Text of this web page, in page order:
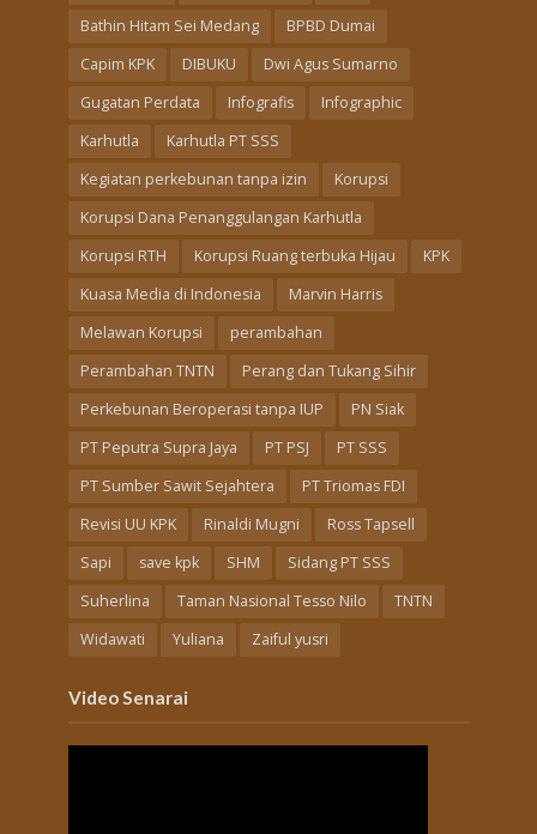
Bathin Hitam Sei Medang
BPBD Dumai
Capim KPK
DIBUKU
Dwi Agus Sumarno
Gugatan Perdata
Infografis
Infographic
Karhutla
Karhutla PT SSS
Kegiatan perkebunan tanpa izin
Korupsi
Korupsi Dana Penanggulangan Karhutla
Korupsi RTH
Korupsi Ruang terbuka Hijau
KPK
Kuasa Media di Indonesia
Marvin Harris
Melawan Korupsi
perambahan
Perambahan TNTN
Perang dan Tukang Sihir
Perkebunan Beroperasi tanpa IUP
PN Siak
PT Peputra Supra Jaya
PT PSJ
PT SSS
PT Sumber Sawit Sejahtera
PT Triomas FDI
Revisi UU KPK
Rinaldi Mugni
Ross Tapsell
Sapi
save kpk SHM
Sidang PT SSS
Suherlina
Taman Nasional Tesso Nilo
TNTN
Widawati
Yuliana Zaiful yusri
Video Senarai